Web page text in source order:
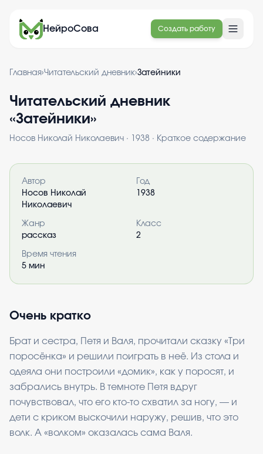
НейроСова Создать работу
Главная›Читательский дневник›Затейники
Читательский дневник
«Затейники»
Носов Николай Николаевич · 1938 · Краткое содержание
Информация о книге
Автор
Носов Николай
Николаевич
Год
1938
Жанр
рассказ
Класс
2
Время чтения
5 мин
Очень кратко
Брат и сестра, Петя и Валя, прочитали сказку «Три
поросёнка» и решили поиграть в неё. Из стола и
одеяла они построили «домик», как у поросят, и
забрались внутрь. В темноте Петя вдруг
почувствовал, что его кто-то схватил за ногу, — и
дети с криком выскочили наружу, решив, что это
волк. А «волком» оказалась сама Валя.